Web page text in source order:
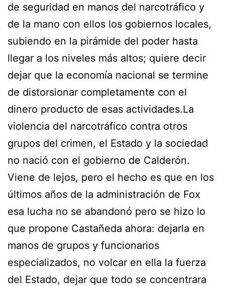
de seguridad en manos del narcotráfico y
de la mano con ellos los gobiernos locales,
subiendo en la pirámide del poder hasta
llegar a los niveles más altos; quiere decir
dejar que la economía nacional se termine
de distorsionar completamente con el
dinero producto de esas actividades.La
violencia del narcotráfico contra otros
grupos del crimen, el Estado y la sociedad
no nació con el gobierno de Calderón.
Viene de lejos, pero el hecho es que en los
últimos años de la administración de Fox
esa lucha no se abandonó pero se hizo lo
que propone Castañeda ahora: dejarla en
manos de grupos y funcionarios
especializados, no volcar en ella la fuerza
del Estado, dejar que todo se concentrara